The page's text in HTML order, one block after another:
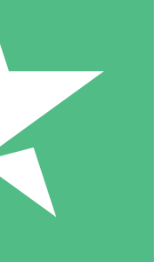
de download. Sem